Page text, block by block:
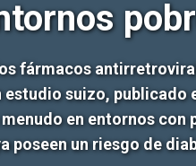
fármacos
suizo, publicado
en entornos
poseen un riesgo de